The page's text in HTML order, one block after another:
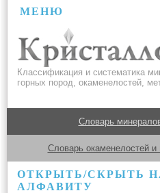
МЕНЮ
Классификация и систематика
горных пород, окаменелостей,
Словарь
Словарь окаменелостей и
ОТКРЫТЬ/СКРЫТЬ
АЛФАВИТУ